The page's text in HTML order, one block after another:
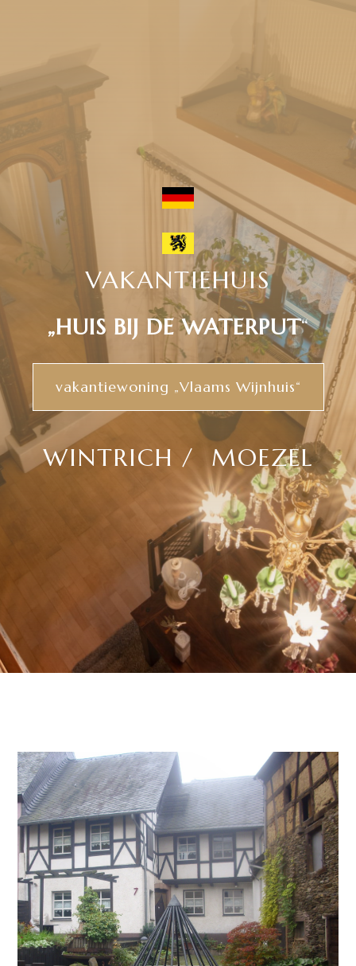
VAKANTIEHUIS
„HUIS BIJ DE WATERPUT“
vakantiewoning „Vlaams Wijnhuis“
WINTRICH / MOEZEL